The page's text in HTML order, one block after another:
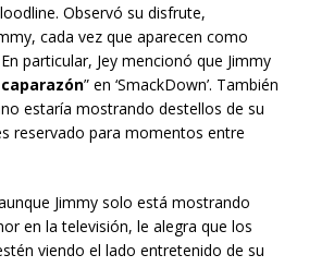
Observó su disfrute,
cada vez que aparecen como
particular, Jey mencionó que Jimmy
” en ‘SmackDown’. También
estaría mostrando destellos de su
reservado para momentos entre
Jimmy solo está mostrando
en la televisión, le alegra que los
viendo el lado entretenido de su